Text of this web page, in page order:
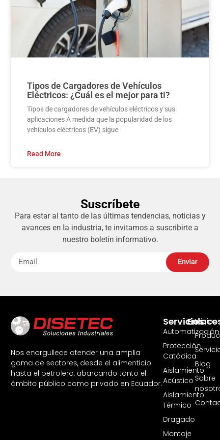
Tipos de Cargadores de Vehículos
Eléctricos: ¿Cuál es el mejor para ti?
Tipos de cargadores de vehículos eléctricos y sus
aplicaciones A medida que la popularidad de los
vehículos eléctricos (EV) sigue
Read More
Suscríbete
Para estar al tanto de las últimas tendencias, noticias y
avances en la industria, te invitamos a suscribirte a
nuestro boletín informativo.
Enviar
Nos enorgullece atender una amplia
gama de sectores, desde el alimenticio
hasta el petrolero, abarcando tanto el
ámbito público como privado en Ecuador.
Servicios
Automatización
Protección
Catódica
Aislamiento
Acústico
Aislamiento
Térmico
Dragado
Montaje
Inicio
Blog
Sobre